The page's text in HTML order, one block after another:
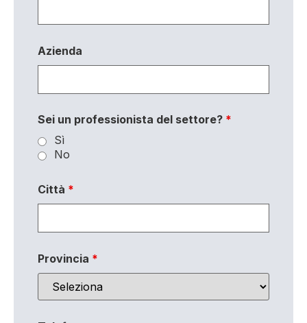
Azienda
Sei un professionista del settore? *
Sì
No
Città *
Provincia *